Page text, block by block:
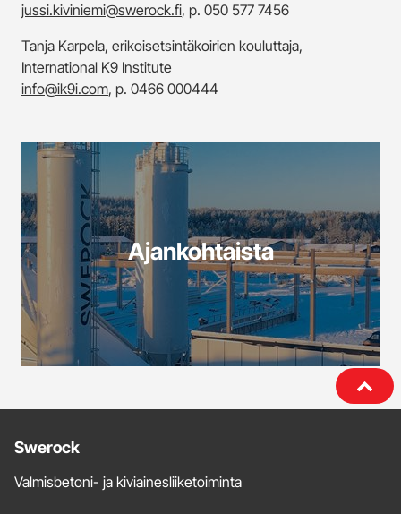
jussi.kiviniemi@swerock.fi, p. 050 577 7456
Tanja Karpela, erikoisetsintäkoirien kouluttaja,
International K9 Institute
info@ik9i.com, p. 0466 000444
Ajankohtaista
Lisätietoja
ja
Swerock
Valmisbetoni- ja kiviainesliiketoiminta